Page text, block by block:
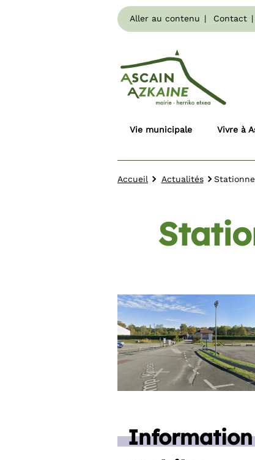
Aller au contenu Contact
Vie municipale Vivre à
Accueil Actualités
Information